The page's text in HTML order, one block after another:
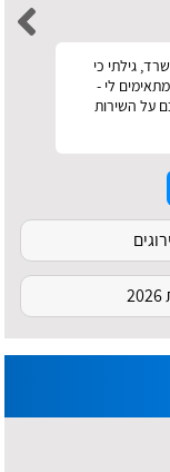
גילתי כי
לי -
על השירות